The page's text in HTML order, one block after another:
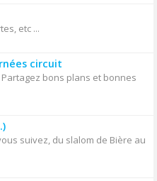
etc ...
circuit
Partagez bons plans et bonnes
suivez, du slalom de Bière au